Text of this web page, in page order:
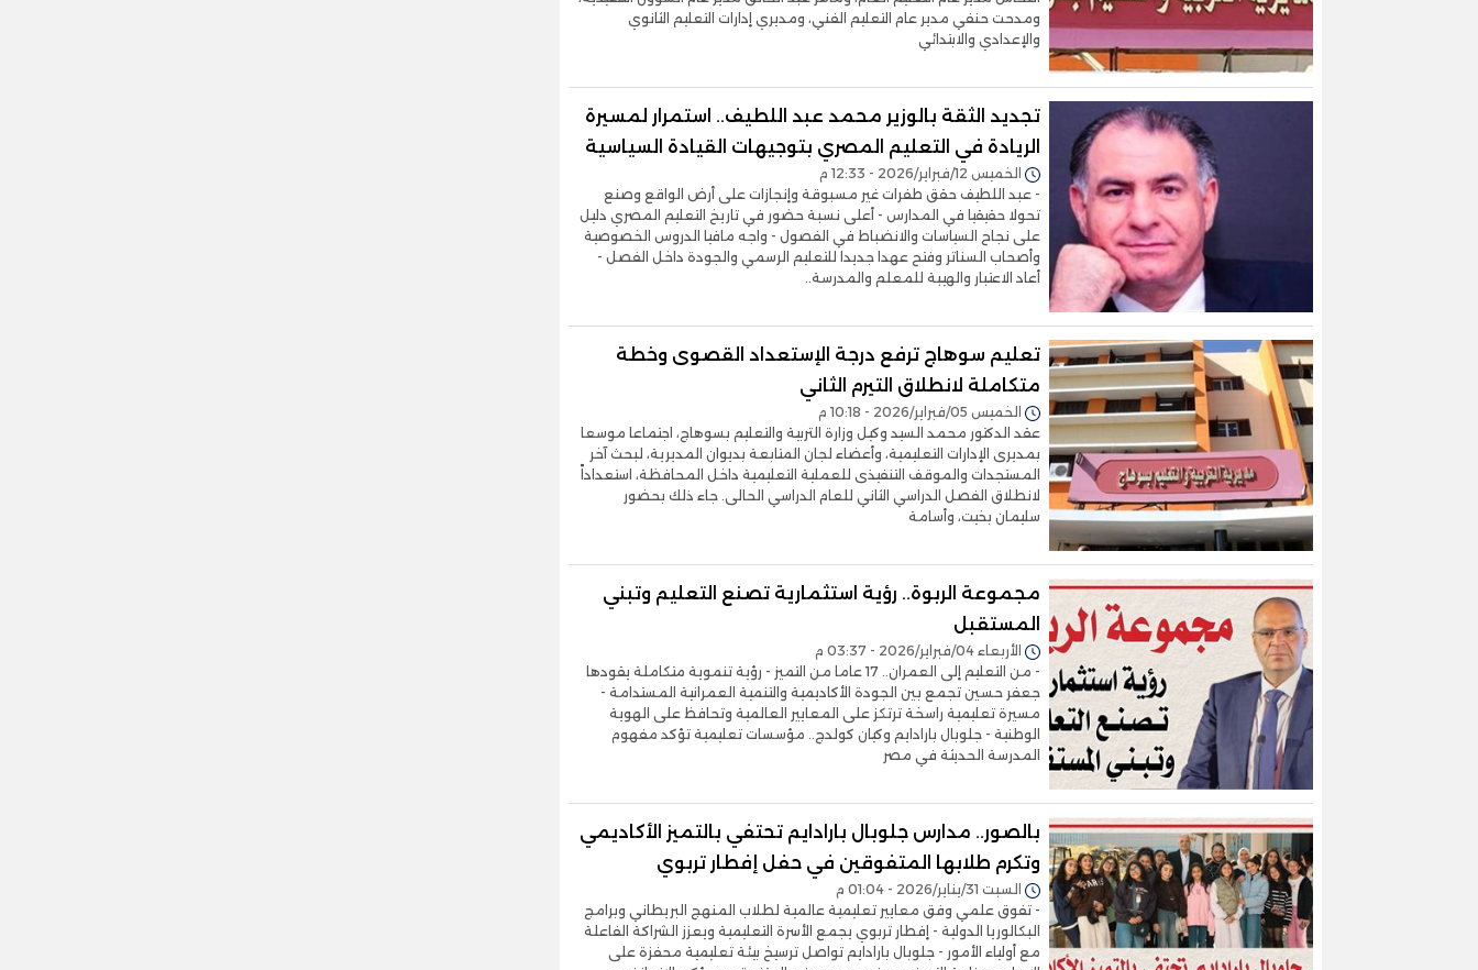
ومدحت حنفي مدير عام التعليم الفني، ومديري إدارات التعليم الثانوي
والإعدادي والابتدائي
تجديد الثقة بالوزير محمد عبد اللطيف.. استمرار لمسيرة
الريادة في التعليم المصري بتوجيهات القيادة السياسية
الخميس 12/فبراير/2026 - 12:33 م
- عبد اللطيف حقق طفرات غير مسبوقة وإنجازات على أرض الواقع وصنع
تحولا حقيقيا في المدارس - أعلى نسبة حضور في تاريخ التعليم المصري دليل
على نجاح السياسات والانضباط في الفصول - واجه مافيا الدروس الخصوصية
وأصحاب السناتر وفتح عهدا جديدا للتعليم الرسمي والجودة داخل الفصل -
أعاد الاعتبار والهيبة للمعلم والمدرسة..
تعليم سوهاج ترفع درجة الإستعداد القصوى وخطة
متكاملة لانطلاق التيرم الثاني
الخميس 05/فبراير/2026 - 10:18 م
عقد الدكتور محمد السيد وكيل وزارة التربية والتعليم بسوهاج، اجتماعا موسعا
بمديرى الإدارات التعليمية، وأعضاء لجان المتابعة بديوان المديرية، لبحث آخر
المستجدات والموقف التنفيذى للعملية التعليمية داخل المحافظة، استعداداً
لانطلاق الفصل الدراسي الثاني للعام الدراسي الحالى. جاء ذلك بحضور
سليمان بخيت، وأسامة
مجموعة الربوة.. رؤية استثمارية تصنع التعليم وتبني
المستقبل
الأربعاء 04/فبراير/2026 - 03:37 م
- من التعليم إلى العمران.. 17 عاما من التميز - رؤية تنموية متكاملة يقودها
جعفر حسين تجمع بين الجودة الأكاديمية والتنمية العمرانية المستدامة -
مسيرة تعليمية راسخة ترتكز على المعايير العالمية وتحافظ على الهوية
الوطنية - جلوبال بارادايم وكيان كولدج.. مؤسسات تعليمية تؤكد مفهوم
المدرسة الحديثة في مصر
بالصور.. مدارس جلوبال بارادايم تحتفي بالتميز الأكاديمي
وتكرم طلابها المتفوقين في حفل إفطار تربوي
السبت 31/يناير/2026 - 01:04 م
- تفوق علمي وفق معايير تعليمية عالمية لطلاب المنهج البريطاني وبرامج
البكالوريا الدولية - إفطار تربوي يجمع الأسرة التعليمية ويعزز الشراكة الفاعلة
مع أولياء الأمور - جلوبال بارادايم تواصل ترسيخ بيئة تعليمية محفزة على